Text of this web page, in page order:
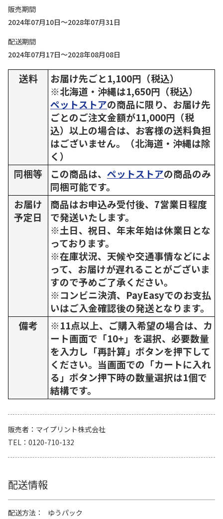
販売期間
2024年07月10日～2028年07月31日
配送期間
2024年07月17日～2028年08月08日
送料
お届け先ごと1,100円（税込）
※北海道・沖縄は1,650円（税込）
ペットストアの商品に限り、お届け先
ごとのご注文金額が11,000円（税
込）以上の場合は、お客様の送料負担
はございません。（北海道・沖縄は除
く）
同梱等
この商品は、 ペットストアの商品のみ
同梱可能です。
お届け
予定日
商品はお申込み受付後、7営業日程度
で発送いたします。
※土日、祝日、年末年始は休業日とな
っております。
※在庫状況、天候や交通事情などによ
って、お届けが遅れることがございま
すので予めご了承ください。
※コンビニ決済、PayEasyでのお支払
いはご入金確認後の発送となります。
備考
※11点以上、ご購入希望の場合は、カ
ート画面で「10+」を選択、必要数量
を入力し「再計算」ボタンを押下して
ください。当画面での「カートに入れ
る」ボタン押下時の数量選択は1個で
結構です。
販売者
マイプリント株式会社
TEL
0120-710-132
配送情報
配送方法
ゆうパック